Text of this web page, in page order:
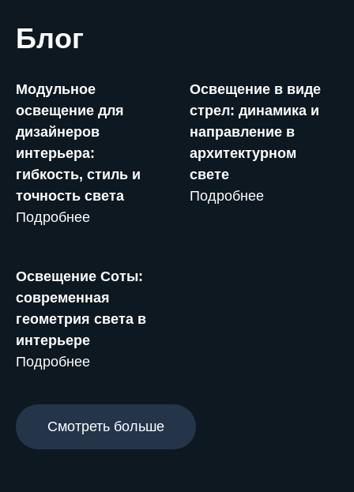
Блог
Модульное
освещение для
дизайнеров
интерьера:
гибкость, стиль и
точность света
Подробнее
Освещение в виде
стрел: динамика и
направление в
архитектурном
свете
Подробнее
Освещение Соты:
современная
геометрия света в
интерьере
Подробнее
Смотреть больше